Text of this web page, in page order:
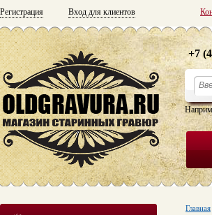
Регистрация Вход для клиентов
+7
Главная